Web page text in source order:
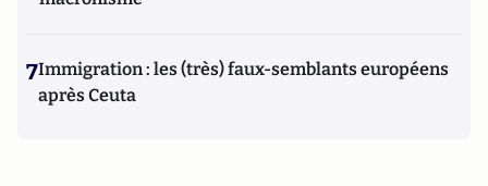
7Immigration : les (très) faux-semblants européens
après Ceuta